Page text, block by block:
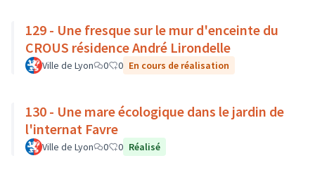
129 - Une fresque sur le mur d'enceinte du
CROUS résidence André Lirondelle
Ville de Lyon 0 0 En cours de réalisation
130 - Une mare écologique dans le jardin de
l'internat Favre
Ville de Lyon 0 0 Réalisé